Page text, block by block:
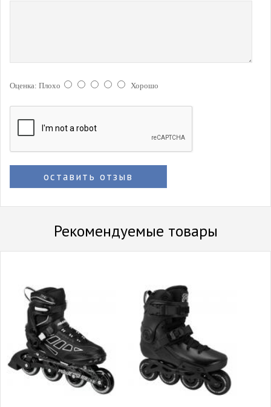
Оценка: Плохо Хорошо
оставить отзыв
Рекомендуемые товары